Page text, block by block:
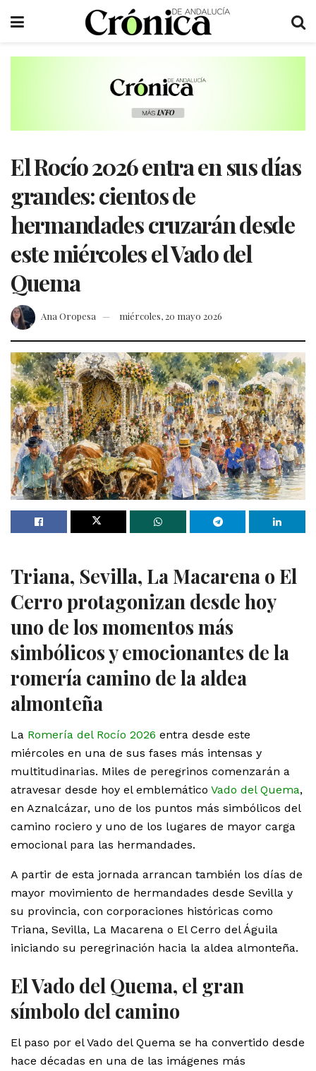
El Rocío 2026 entra en sus días
grandes: cientos de
hermandades cruzarán desde
este miércoles el Vado del
Quema
Ana Oropesa miércoles, 20 mayo 2026
Triana, Sevilla, La Macarena o El
Cerro protagonizan desde hoy
uno de los momentos más
simbólicos y emocionantes de la
romería camino de la aldea
almonteña
La Romería del Rocío 2026 entra desde este
miércoles en una de sus fases más intensas y
multitudinarias. Miles de peregrinos comenzarán a
atravesar desde hoy el emblemático Vado del Quema,
en Aznalcázar, uno de los puntos más simbólicos del
camino rociero y uno de los lugares de mayor carga
emocional para las hermandades.
A partir de esta jornada arrancan también los días de
mayor movimiento de hermandades desde Sevilla y
su provincia, con corporaciones históricas como
Triana, Sevilla, La Macarena o El Cerro del Águila
iniciando su peregrinación hacia la aldea almonteña.
El Vado del Quema, el gran
símbolo del camino
El paso por el Vado del Quema se ha convertido desde
hace décadas en una de las imágenes más